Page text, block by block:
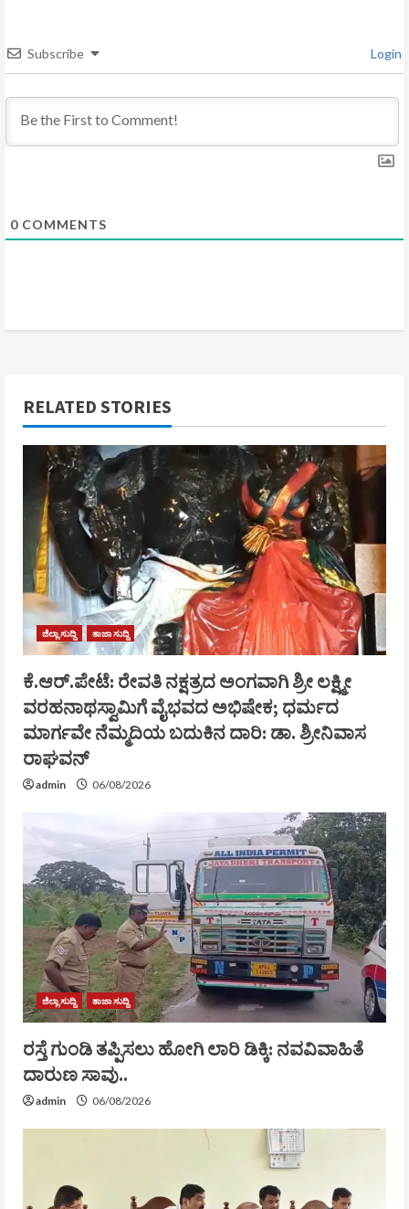
a
d
i
n
Subscribe Login
0 COMMENTS
RELATED STORIES
ಜಿಲ್ಲಾ ಸುದ್ದಿ ತಾಜಾ ಸುದ್ದಿ
ಕೆ.ಆರ್.ಪೇಟೆ: ರೇವತಿ ನಕ್ಷತ್ರದ ಅಂಗವಾಗಿ ಶ್ರೀ ಲಕ್ಷ್ಮೀ
ವರಹನಾಥಸ್ವಾಮಿಗೆ ವೈಭವದ ಅಭಿಷೇಕ; ಧರ್ಮದ
ಮಾರ್ಗವೇ ನೆಮ್ಮದಿಯ ಬದುಕಿನ ದಾರಿ: ಡಾ. ಶ್ರೀನಿವಾಸ
ರಾಘವನ್
admin 06/08/2026
ಜಿಲ್ಲಾ ಸುದ್ದಿ ತಾಜಾ ಸುದ್ದಿ
ರಸ್ತೆ ಗುಂಡಿ ತಪ್ಪಿಸಲು ಹೋಗಿ ಲಾರಿ ಡಿಕ್ಕಿ: ನವವಿವಾಹಿತೆ
ದಾರುಣ ಸಾವು..
admin 06/08/2026